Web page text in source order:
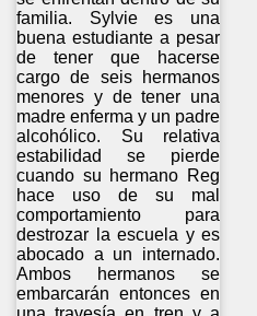
familia. Sylvie es una
buena estudiante a pesar
de tener que hacerse
cargo de seis hermanos
menores y de tener una
madre enferma y un padre
alcohólico. Su relativa
estabilidad se pierde
cuando su hermano Reg
hace uso de su mal
comportamiento para
destrozar la escuela y es
abocado a un internado.
Ambos hermanos se
embarcarán entonces en